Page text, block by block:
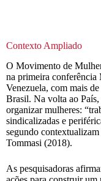
Contexto Ampliado
O Movimento de
na primeira conferência
Venezuela, com mais
Brasil. Na volta ao País,
organizar mulheres:
sindicalizadas e
segundo
Tommasi (2018).
As pesquisadoras